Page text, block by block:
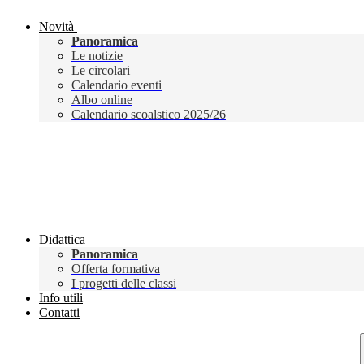
Novità
Panoramica
Le notizie
Le circolari
Calendario eventi
Albo online
Calendario scoalstico 2025/26
Didattica
Panoramica
Offerta formativa
I progetti delle classi
Info utili
Contatti